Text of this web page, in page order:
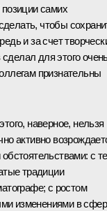
позиции самих
чтобы
и за счет
для этого
признательны
наверное, нельзя
активно
с
традиции
с ростом
изменениями в